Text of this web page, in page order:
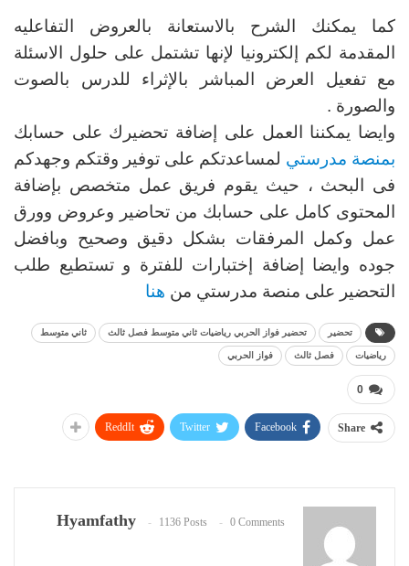
كما يمكنك الشرح بالاستعانة بالعروض التفاعليه
المقدمة لكم إلكترونيا لإنها تشتمل على حلول الاسئلة
مع تفعيل العرض المباشر بالإثراء للدرس بالصوت
والصورة .
وايضا يمكننا العمل على إضافة تحضيرك على حسابك
بمنصة مدرستي لمساعدتكم على توفير وقتكم وجهدكم
فى البحث ، حيث يقوم فريق عمل متخصص بإضافة
المحتوى كامل على حسابك من تحاضير وعروض وورق
عمل وكمل المرفقات بشكل دقيق وصحيح وبافضل
جوده وايضا إضافة إختبارات للفترة و تستطيع طلب
التحضير على منصة مدرستي من هنا
تحضير تحضير فواز الحربي رياضيات ثاني متوسط فصل ثالث ثاني متوسط
رياضيات فصل ثالث فواز الحربي
0
Share
Facebook
Twitter
ReddIt
Hyamfathy 1136 Posts 0 Comments